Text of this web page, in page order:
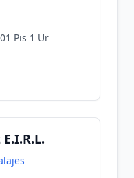
Pis 1 Ur